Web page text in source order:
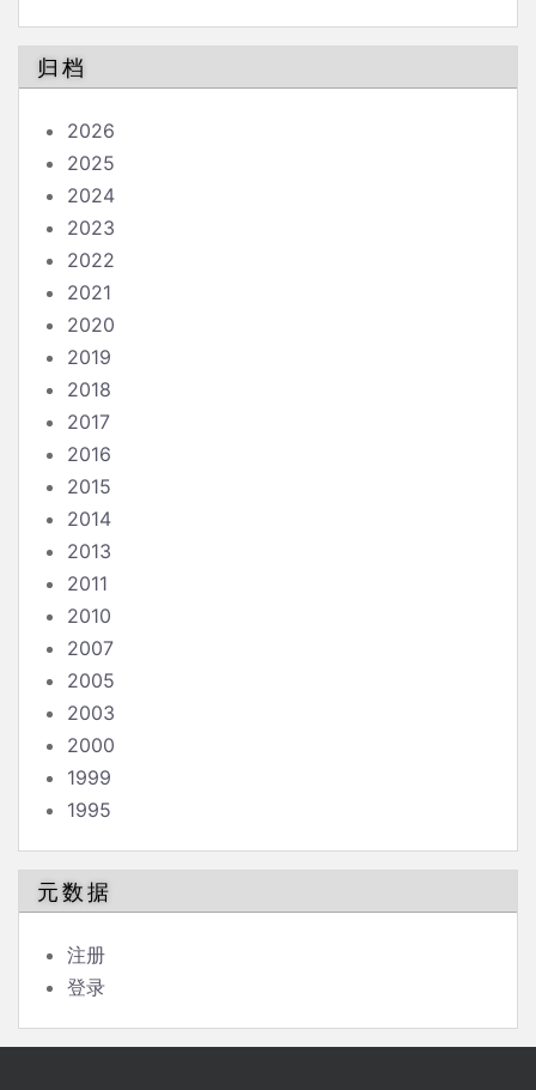
归档
2026
2025
2024
2023
2022
2021
2020
2019
2018
2017
2016
2015
2014
2013
2011
2010
2007
2005
2003
2000
1999
1995
元数据
注册
登录